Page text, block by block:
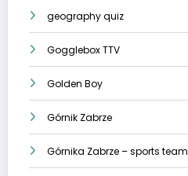
geography quiz
Gogglebox TTV
Golden Boy
Górnik Zabrze
Górnika Zabrze – sports team